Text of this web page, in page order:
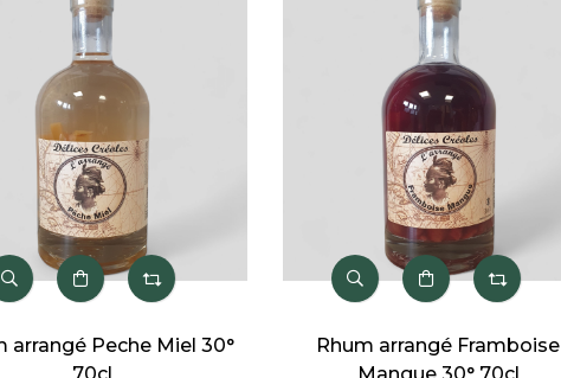
arrangé Peche Miel 30°
Rhum arrangé Framboise